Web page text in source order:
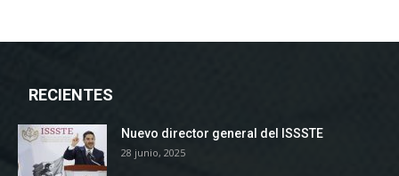
RECIENTES
Nuevo director general del ISSSTE
28 junio, 2025